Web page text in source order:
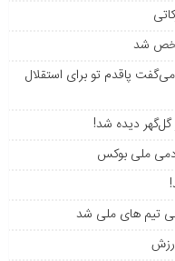
پاقدم تو برای استقلال
دیده شد!
ملی بوکس